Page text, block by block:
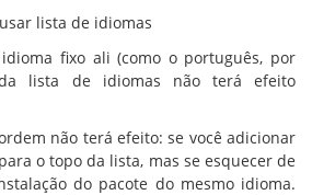
fixo ali (como o português, por
lista de idiomas não terá efeito
não terá efeito: se você adicionar
o topo da lista, mas se esquecer de
do pacote do mesmo idioma.